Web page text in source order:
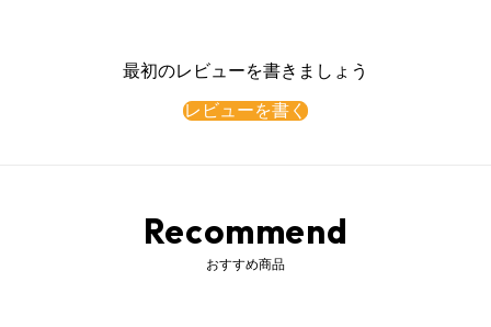
ペンダントライト 和風ペンダントライト 吊り下げライト リビングライト ダイニングライト カフェライト 店舗ライト インテリアライト LED対応ライト おしゃれライト 室内ライト ライト ペンダントランプ 和風ランプ 吊り下げランプ リビングランプ ダイニングランプ インテリアランプ LED対応ランプ おしゃれランプ 室内ランプ ランプ ペンダント照明 吊り下げ照明 リビング照明 ダイニング照明 カフェ照明 店舗照明 インテリア照明 LED対応照明 おしゃれ照明 室内照明 和風照明 和室照明 照明 照明器具 和風照明器具 吊り下げ灯 電気 3灯 三灯 LED対応 LED電球対応 LED電球専用 電球別売り 白熱電球対応 E26口金 常夜灯 豆電球 ナツメ球 簡単取付け 吊下げ 室内 部屋 リビング 居間 食卓 ダイニング 寝室 ベッドルーム 和室 茶室 洋室 小上がり 畳みコーナー リビング横の和室 古民家 旅館 リゾート 一人暮らし カフェ 新築 マイホーム 賃貸 6畳 7畳 8畳 シェード ファブリック 布 傘 丸 丸い 丸型 丸形 円形 ぼんぼり かぼちゃ パンプキン型 みかん ミカン型 みかん型 ホワイト 白 コード調節可能 長さ調節可能 長い 紐スイッチ ダクトレール対応 5年保証 五年保証 日本規格 PSE認証済 新生活 インテリア 生活空間 和風デザイン おしゃれ かわいい 可愛い 上品 品のある シンプル 和風 モダン 和モダン 伝統的 レトロ 昭和レトロ 大正ロマン アジアン アジアモダン エスニック モダンジャパニーズ エレガント
最初のレビューを書きましょう
レビューを書く
Recommend
おすすめ商品